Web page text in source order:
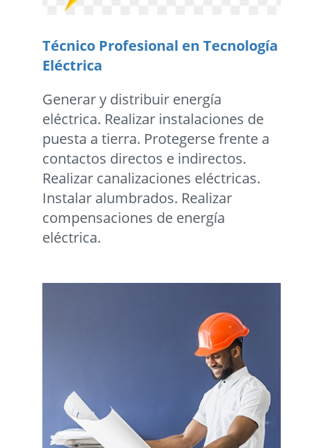
Técnico Profesional en Tecnología
Eléctrica
Generar y distribuir energía
eléctrica. Realizar instalaciones de
puesta a tierra. Protegerse frente a
contactos directos e indirectos.
Realizar canalizaciones eléctricas.
Instalar alumbrados. Realizar
compensaciones de energía
eléctrica.